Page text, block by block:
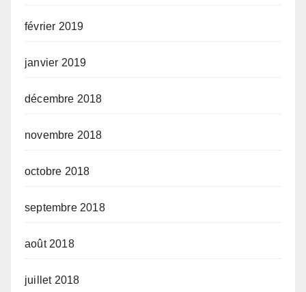
février 2019
janvier 2019
décembre 2018
novembre 2018
octobre 2018
septembre 2018
août 2018
juillet 2018